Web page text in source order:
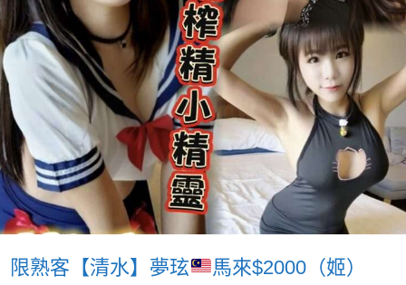
限熟客【清水】夢玹 馬來$2000（姬）